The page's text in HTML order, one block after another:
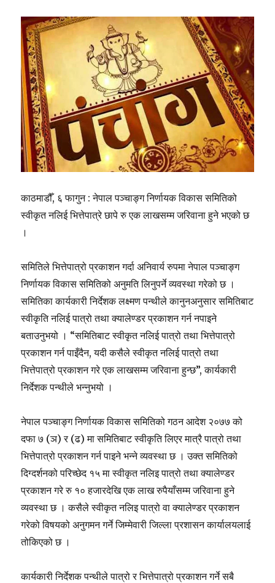
भट्टराई
नियुक्त
काठमाडौँ, ६ फागुन : नेपाल पञ्चाङ्ग निर्णायक विकास समितिको
स्वीकृत नलिई भित्तेपात्रे छापे रु एक लाखसम्म जरिवाना हुने भएको छ
।
समितिले भित्तेपात्रो प्रकाशन गर्दा अनिवार्य रुपमा नेपाल पञ्चाङ्ग
निर्णायक विकास समितिको अनुमति लिनुपर्ने व्यवस्था गरेको छ ।
समितिका कार्यकारी निर्देशक लक्ष्मण पन्थीले कानुनअनुसार समितिबाट
स्वीकृति नलिई पात्रो तथा क्यालेण्डर प्रकाशन गर्न नपाइने
बताउनुभयो । “समितिबाट स्वीकृत नलिई पात्रो तथा भित्तेपात्रो
प्रकाशन गर्न पाइँदैन, यदी कसैले स्वीकृत नलिई पात्रो तथा
भित्तेपात्रो प्रकाशन गरे एक लाखसम्म जरिवाना हुन्छ”, कार्यकारी
निर्देशक पन्थीले भन्नुभयो ।
नेपाल पञ्चाङ्ग निर्णायक विकास समितिको गठन आदेश २०७७ को
दफा ७ (ञ) र (ढ) मा समितिबाट स्वीकृति लिएर मात्रै पात्रो तथा
भित्तेपात्रो प्रकाशन गर्न पाइने भन्ने व्यवस्था छ । उक्त समितिको
दिग्दर्शनको परिच्छेद १५ मा स्वीकृत नलिइ पात्रो तथा क्यालेण्डर
प्रकाशन गरे रु १० हजारदेखि एक लाख रुपैयाँसम्म जरिवाना हुने
व्यवस्था छ । कसैले स्वीकृत नलिइ पात्रो वा क्यालेण्डर प्रकाशन
गरेको विषयको अनुगमन गर्ने जिम्मेवारी जिल्ला प्रशासन कार्यालयलाई
तोकिएको छ ।
कार्यकारी निर्देशक पन्थीले पात्रो र भित्तेपात्रो प्रकाशन गर्ने सबै